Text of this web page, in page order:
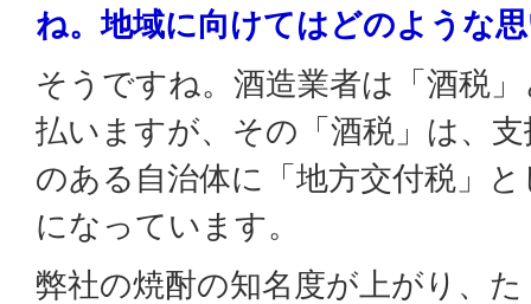
ね。地域に向けてはどのような
そうですね。酒造業者は「酒税
払いますが、その「酒税」は、
のある自治体に「地方交付税」
になっています。
弊社の焼酎の知名度が上がり、